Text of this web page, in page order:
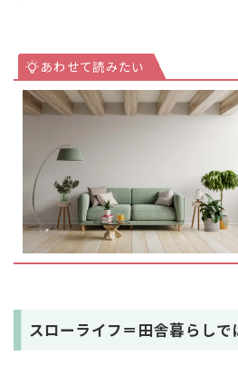
スローライフ＝田舎暮らしで